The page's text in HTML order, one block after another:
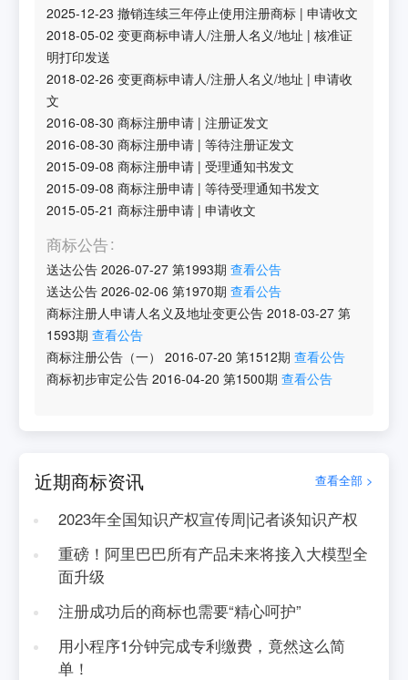
2025-12-23 撤销连续三年停止使用注册商标 |申请收文
2018-05-02 变更商标申请人/注册人名义/地址 |核准证
明打印发送
2018-02-26 变更商标申请人/注册人名义/地址 |申请收
文
2016-08-30 商标注册申请 |注册证发文
2016-08-30 商标注册申请 |等待注册证发文
2015-09-08 商标注册申请 |受理通知书发文
2015-09-08 商标注册申请 |等待受理通知书发文
2015-05-21 商标注册申请 |申请收文
商标公告
送达公告 2026-07-27 第1993期 查看公告
送达公告 2026-02-06 第1970期 查看公告
商标注册人申请人名义及地址变更公告 2018-03-27 第
1593期 查看公告
商标注册公告（一）
2016-07-20 第1512期 查看公告
商标初步审定公告 2016-04-20 第1500期 查看公告
近期商标资讯 查看全部 >
2023年全国知识产权宣传周|记者谈知识产权
重磅！阿里巴巴所有产品未来将接入大模型全
面升级
注册成功后的商标也需要“精心呵护”
用小程序1分钟完成专利缴费，竟然这么简
单！